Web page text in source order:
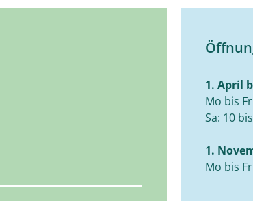
1. April
Mo bis
Sa: 10
1.
Mo bis